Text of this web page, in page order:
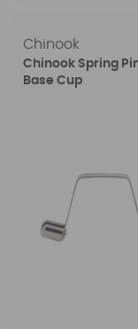
Chinook
Chinook Spring
Base Cup